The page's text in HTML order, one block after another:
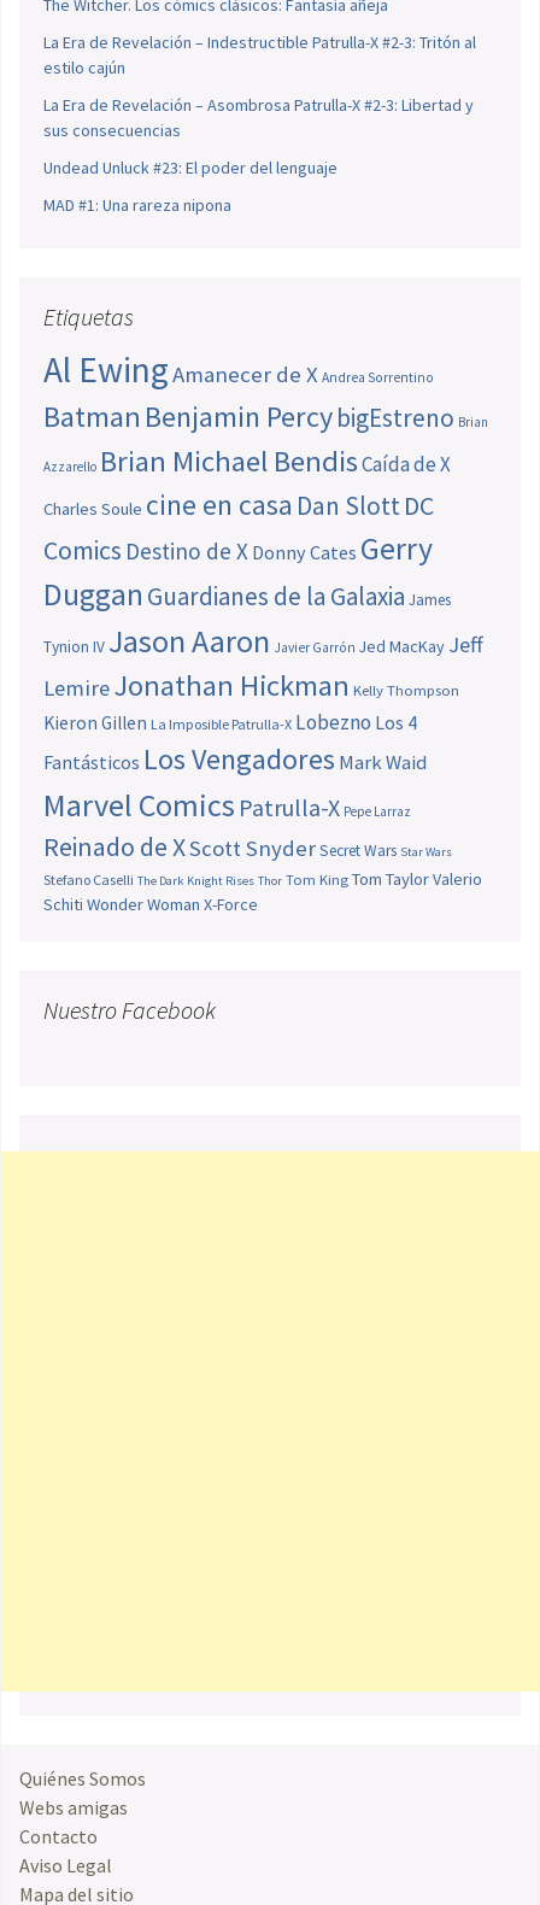
The Witcher. Los cómics clásicos: Fantasía añeja
La Era de Revelación – Indestructible Patrulla-X #2-3: Tritón al
estilo cajún
La Era de Revelación – Asombrosa Patrulla-X #2-3: Libertad y
sus consecuencias
Undead Unluck #23: El poder del lenguaje
MAD #1: Una rareza nipona
Etiquetas
Al EwingAmanecer de X Andrea Sorrentino
Batman Benjamin PercybigEstreno Brian
Azzarello Brian Michael BendisCaída de X
Charles Soule cine en casa Dan SlottDC
Comics Destino de X Donny Cates Gerry
Duggan Guardianes de la Galaxia James
Tynion IV Jason Aaron Javier Garrón Jed MacKay Jeff
LemireJonathan Hickman Kelly Thompson
Kieron Gillen La Imposible Patrulla-X Lobezno Los 4
Fantásticos Los Vengadores Mark Waid
Marvel Comics Patrulla-X Pepe Larraz
Reinado de XScott SnyderSecret Wars Star Wars
Stefano Caselli The Dark Knight Rises Thor Tom King Tom TaylorValerio
Schiti Wonder Woman X-Force
Nuestro Facebook
Quiénes Somos
Webs amigas
Contacto
Aviso Legal
Mapa del sitio